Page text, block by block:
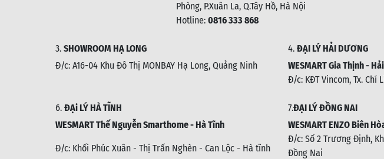
Phòng, P.Xuân La, Q.Tây Hồ, Hà Nội
Hotline: 0816 333 868
3. SHOWROOM HẠ LONG
Đ/c: A16-04 Khu Đô Thị MONBAY Hạ Long, Quảng Ninh
4.ĐẠI LÝ HẢI DƯƠNG
WESMART Gia Thịnh -
Đ/c: KĐT Vincom, Tx. Chí
6. ĐẠi LÝ HÀ TĨNH
WESMART Thế Nguyễn Smarthome - Hà Tĩnh
Đ/c: Khối Phúc Xuân - Thị Trấn Nghèn - Can Lộc - Hà tĩnh
7.ĐẠI LÝ ĐỒNG NAI
WESMART ENZO Biên
Đ/c:Số 2 Trương Định,
Đồng Nai